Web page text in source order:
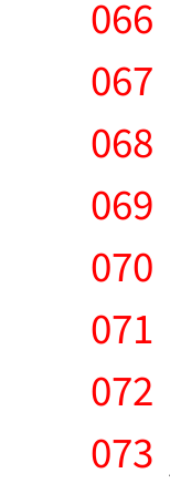
066
067
068
069
070
071
072
073